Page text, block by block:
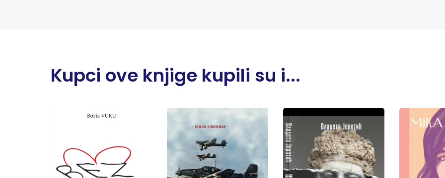
Kupci ove knjige kupili su i...